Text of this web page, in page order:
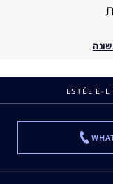
...